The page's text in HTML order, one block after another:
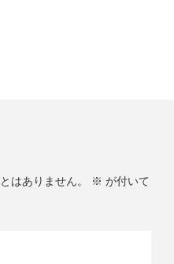
はありません。 ※ が付いて